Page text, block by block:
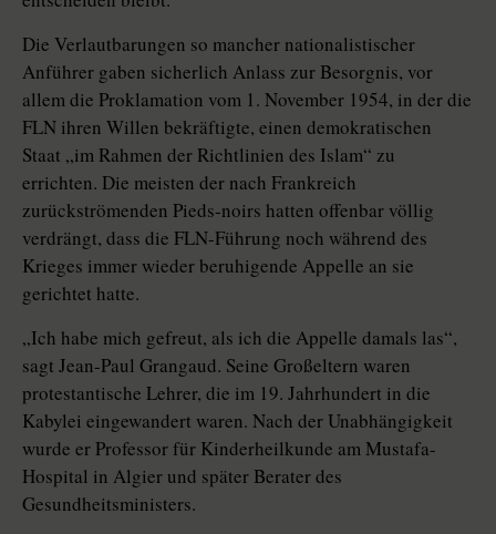
Die Verlautbarungen so mancher nationalistischer
Anführer gaben sicherlich Anlass zur Besorgnis, vor
allem die Proklamation vom 1. November 1954, in der die
FLN ihren Willen bekräftigte, einen demokratischen
Staat „im Rahmen der Richtlinien des Islam“ zu
errichten. Die meisten der nach Frankreich
zurückströmenden Pieds-noirs hatten offenbar völlig
verdrängt, dass die FLN-Führung noch während des
Krieges immer wieder beruhigende Appelle an sie
gerichtet hatte.
„Ich habe mich gefreut, als ich die Appelle damals las“,
sagt Jean-Paul Grangaud. Seine Großeltern waren
protestantische Lehrer, die im 19. Jahrhundert in die
Kabylei eingewandert waren. Nach der Unabhängigkeit
wurde er Professor für Kinderheilkunde am Mustafa-
Hospital in Algier und später Berater des
Gesundheitsministers.